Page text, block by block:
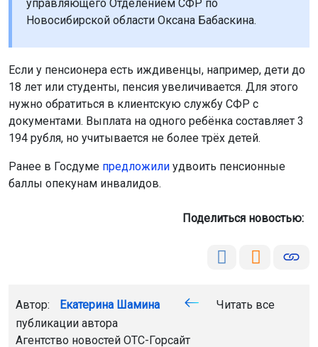
управляющего Отделением СФР по
Новосибирской области Оксана Бабаскина.
Если у пенсионера есть иждивенцы, например, дети до
18 лет или студенты, пенсия увеличивается. Для этого
нужно обратиться в клиентскую службу СФР с
документами. Выплата на одного ребёнка составляет 3
194 рубля, но учитывается не более трёх детей.
Ранее в Госдуме предложили удвоить пенсионные
баллы опекунам инвалидов.
Поделиться новостью:
Автор: Екатерина Шамина
Читать все
публикации автора
Агентство новостей ОТС-Горсайт